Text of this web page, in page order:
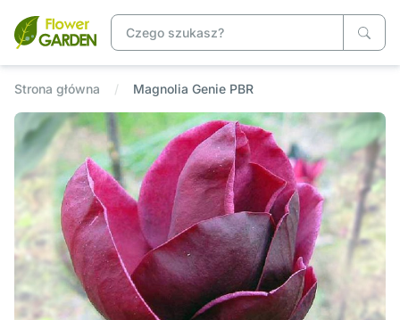
Strona główna Magnolia Genie PBR